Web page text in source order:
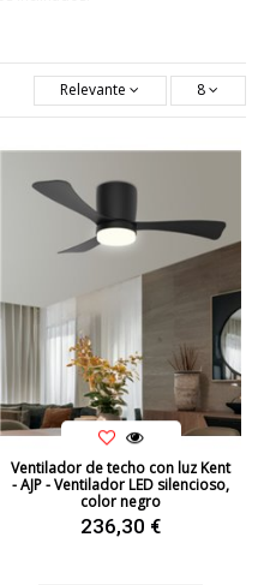
Relevante 8
Ventilador de techo con luz Kent
- AJP - Ventilador LED silencioso,
color negro
236,30 €